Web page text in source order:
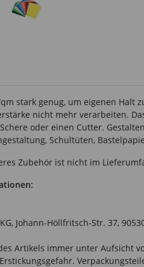
stark genug, um eigenen
nicht mehr verarbeiten.
oder einen Cutter.
Schultüten,
Zubehör ist nicht im
Johann-Höllfritsch-Str. 37,
Artikels immer unter Aufsicht